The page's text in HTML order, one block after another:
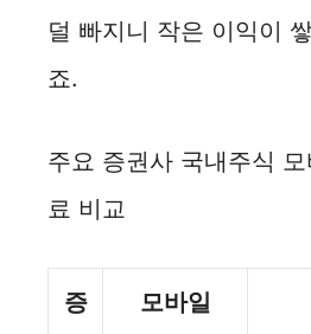
덜 빠지니 작은 이익이
죠.
주요 증권사 국내주식
료 비교
증
모바일